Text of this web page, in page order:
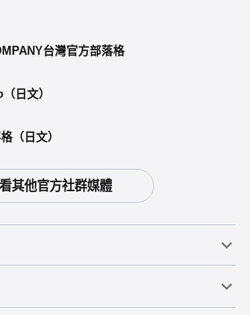
台灣官方部落格
日文）
（日文）
其他官方社群媒體